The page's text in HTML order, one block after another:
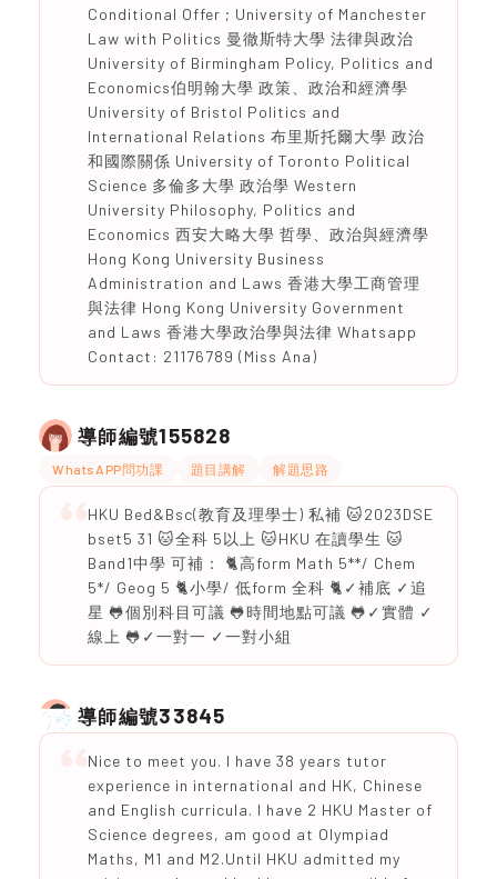
Conditional Offer ; University of Manchester
Law with Politics 曼徹斯特大學 法律與政治
University of Birmingham Policy, Politics and
Economics伯明翰大學 政策、政治和經濟學
University of Bristol Politics and
International Relations 布里斯托爾大學 政治
和國際關係 University of Toronto Political
Science 多倫多大學 政治學 Western
University Philosophy, Politics and
Economics 西安大略大學 哲學、政治與經濟學
Hong Kong University Business
Administration and Laws 香港大學工商管理
與法律 Hong Kong University Government
and Laws 香港大學政治學與法律 Whatsapp
Contact: 21176789 (Miss Ana)
導師編號155828
WhatsAPP問功課 題目講解 解題思路
HKU Bed&Bsc(教育及理學士) 私補 🐱2023DSE
bset5 31 🐱全科 5以上 🐱HKU 在讀學生 🐱
Band1中學 可補： 🐈高form Math 5**/ Chem
5*/ Geog 5 🐈小學/ 低form 全科 🐈✓補底 ✓追
星 🐸個別科目可議 🐸時間地點可議 🐸✓實體 ✓
線上 🐸✓一對一 ✓一對小組
導師編號33845
Nice to meet you. I have 38 years tutor
experience in international and HK, Chinese
and English curricula. I have 2 HKU Master of
Science degrees, am good at Olympiad
Maths, M1 and M2.Until HKU admitted my